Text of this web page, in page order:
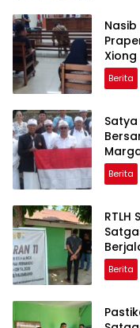
Berita
Berita
RTLH
Berita